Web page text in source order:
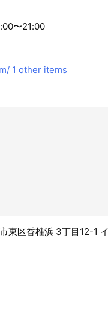
〜21:00
1 other items
東区香椎浜 3丁目12-1